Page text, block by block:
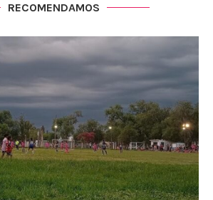
RECOMENDAMOS